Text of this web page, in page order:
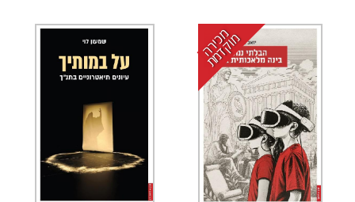
מ
כ
י
ר
ה
מ
ו
ק
ד
מ
ת